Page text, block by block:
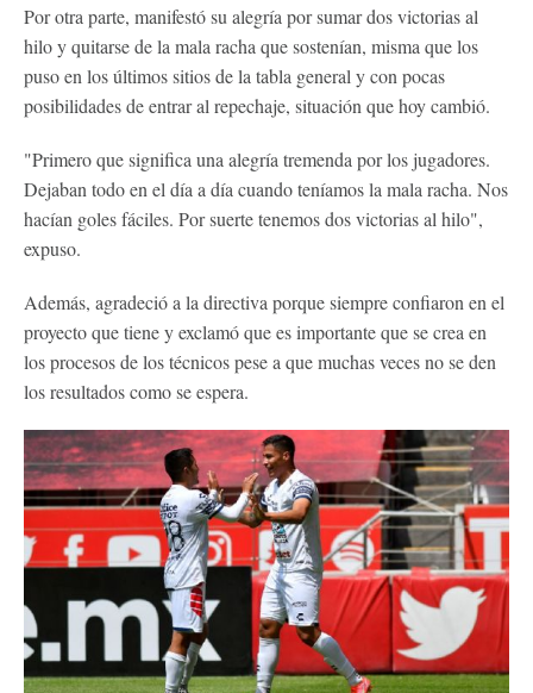
Por otra parte, manifestó su alegría por sumar dos victorias al
hilo y quitarse de la mala racha que sostenían, misma que los
puso en los últimos sitios de la tabla general y con pocas
posibilidades de entrar al repechaje, situación que hoy cambió.
"Primero que significa una alegría tremenda por los jugadores.
Dejaban todo en el día a día cuando teníamos la mala racha. Nos
hacían goles fáciles. Por suerte tenemos dos victorias al hilo",
expuso.
Además, agradeció a la directiva porque siempre confiaron en el
proyecto que tiene y exclamó que es importante que se crea en
los procesos de los técnicos pese a que muchas veces no se den
los resultados como se espera.